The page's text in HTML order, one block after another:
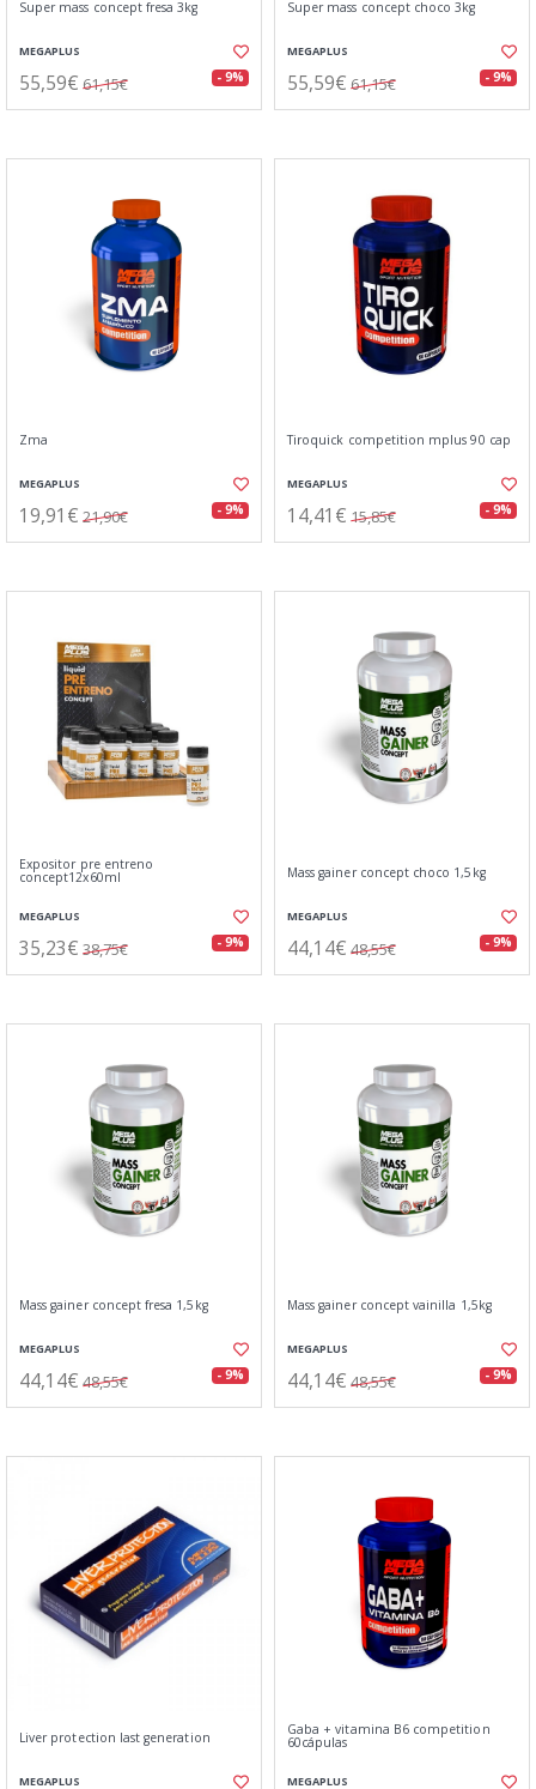
Super mass concept fresa 3kg
MEGAPLUS
55,59€ 61,15€ - 9%
Super mass concept choco 3kg
MEGAPLUS
55,59€ 61,15€ - 9%
Zma
MEGAPLUS
19,91€ 21,90€ - 9%
Tiroquick competition mplus 90 cap
MEGAPLUS
14,41€ 15,85€ - 9%
Expositor pre entreno
concept12x60ml
MEGAPLUS
35,23€ 38,75€ - 9%
Mass gainer concept choco 1,5kg
MEGAPLUS
44,14€ 48,55€ - 9%
Mass gainer concept fresa 1,5kg
MEGAPLUS
44,14€ 48,55€ - 9%
Mass gainer concept vainilla 1,5kg
MEGAPLUS
44,14€ 48,55€ - 9%
Liver protection last generation
MEGAPLUS
Gaba + vitamina B6 competition
60cápulas
MEGAPLUS